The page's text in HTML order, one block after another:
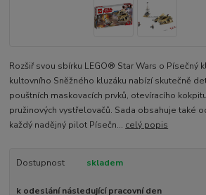
Rozšiř svou sbírku LEGO® Star Wars o Písečný
kultovního Sněžného kluzáku nabízí skutečně
pouštních maskovacích prvků, otevíracího
pružinových vystřelovačů. Sada obsahuje také
každý nadějný pilot Písečn... celý popis
Dostupnost skladem
k odeslání následující pracovní den